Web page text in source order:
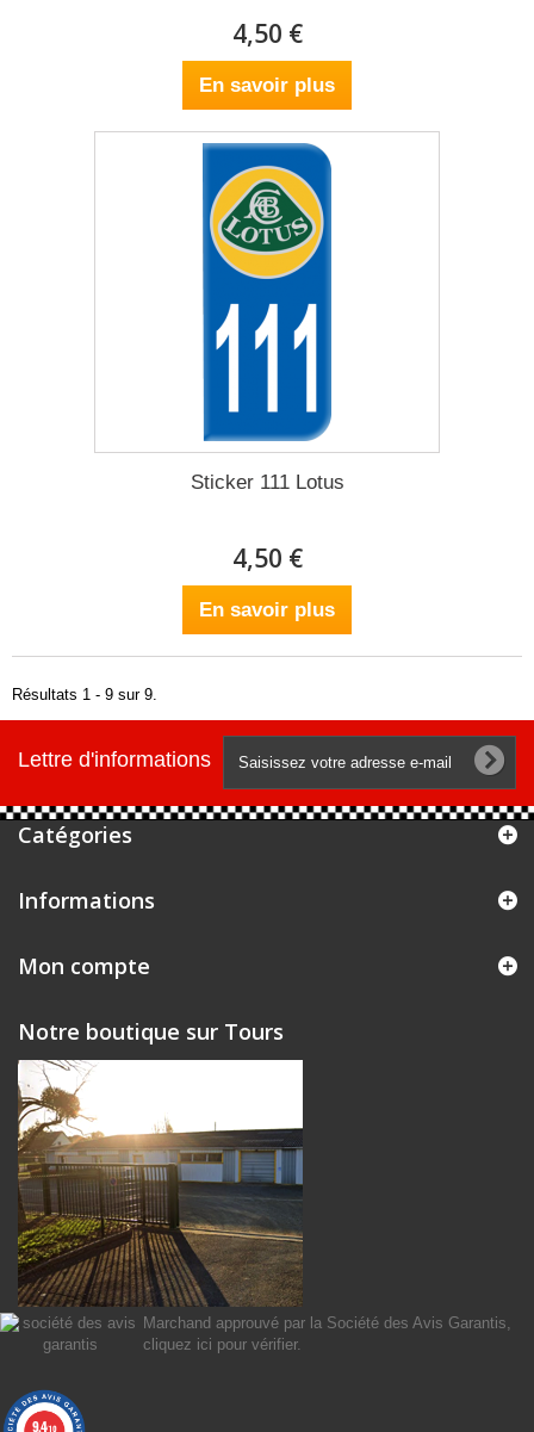
4,50 €
En savoir plus
Sticker 111 Lotus
4,50 €
En savoir plus
Résultats 1 - 9 sur 9.
Lettre d'informations
Catégories
Informations
Mon compte
Notre boutique sur Tours
Marchand approuvé par la Société des Avis Garantis,
cliquez ici pour vérifier.
9.4/10